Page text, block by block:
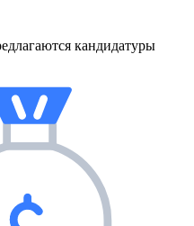
кандидатуры